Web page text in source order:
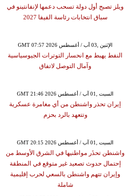
ويلز تصبح أول دولة تسحب دعمها لإنفانتينو في
سباق انتخابات رئاسة الفيفا 2027
GMT 07:57 2026 الإثنين ,03 آب / أغسطس
النفط يهبط مع انحسار التوترات الجيوسياسية
وآمال التوصل لاتفاق
GMT 21:46 2026 السبت ,01 آب / أغسطس
إيران تحذر واشنطن من أي مغامرة عسكرية
وتتعهد بالرد بحزم
GMT 20:15 2026 السبت ,01 آب / أغسطس
واشنطن تحذَر مواطنيها في الشرق الأوسط من
إحتمال حدوث تصعيد غير متوقع في المنطقة
وإيران تتهم واشنطن بالسعي لحرب إقليمية
شاملة